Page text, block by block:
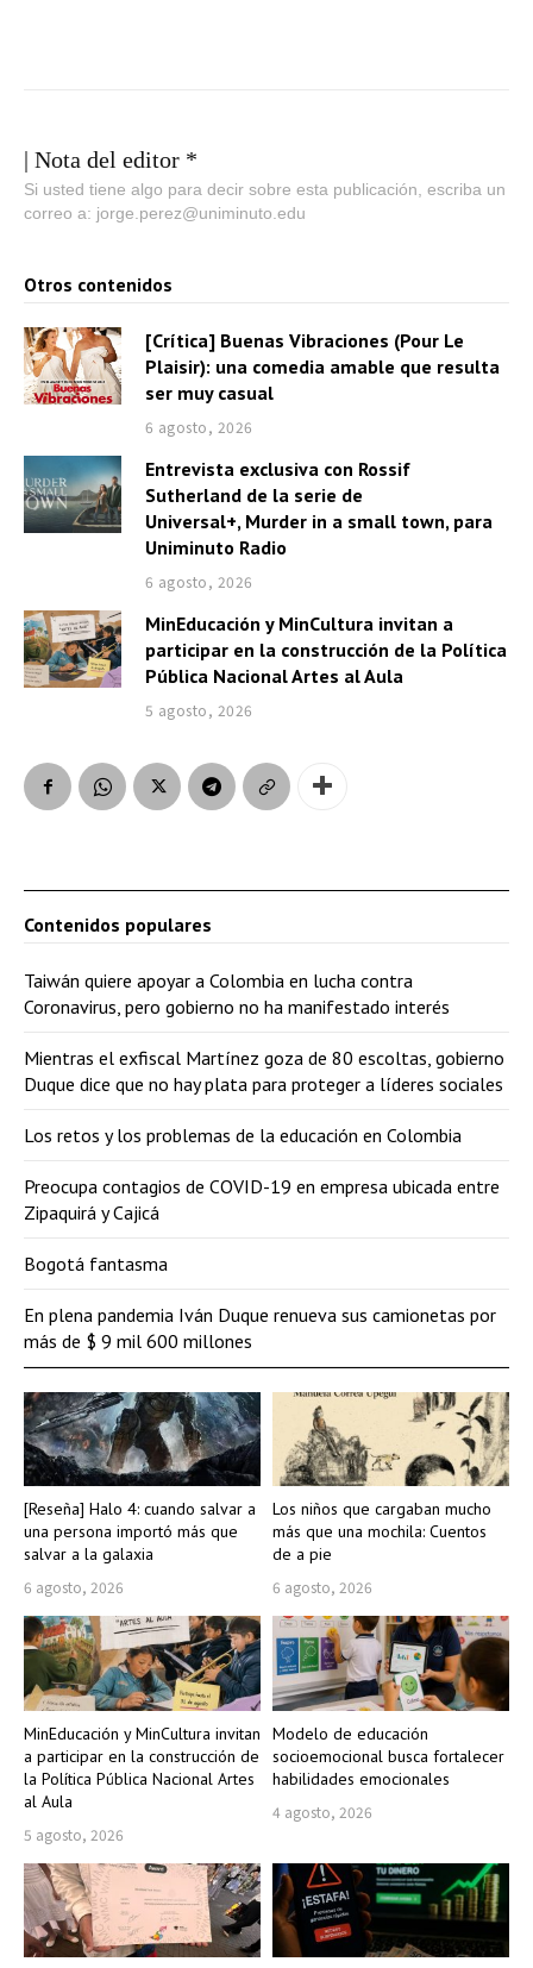
| Nota del editor *
Si usted tiene algo para decir sobre esta publicación, escriba un
correo a: jorge.perez@uniminuto.edu
Otros contenidos
[Crítica] Buenas Vibraciones (Pour Le
Plaisir): una comedia amable que resulta
ser muy casual
6 agosto, 2026
Entrevista exclusiva con Rossif
Sutherland de la serie de
Universal+, Murder in a small town, para
Uniminuto Radio
6 agosto, 2026
MinEducación y MinCultura invitan a
participar en la construcción de la Política
Pública Nacional Artes al Aula
5 agosto, 2026
[Reseña] Halo 4: cuando salvar a
una persona importó más que
salvar a la galaxia
6 agosto, 2026
Los niños que cargaban mucho
más que una mochila: Cuentos
de a pie
6 agosto, 2026
MinEducación y MinCultura invitan
a participar en la construcción de
la Política Pública Nacional Artes
al Aula
5 agosto, 2026
Modelo de educación
socioemocional busca fortalecer
habilidades emocionales
4 agosto, 2026
Contenidos populares
Taiwán quiere apoyar a Colombia en lucha contra
Coronavirus, pero gobierno no ha manifestado interés
Mientras el exfiscal Martínez goza de 80 escoltas, gobierno
Duque dice que no hay plata para proteger a líderes sociales
Los retos y los problemas de la educación en Colombia
Preocupa contagios de COVID-19 en empresa ubicada entre
Zipaquirá y Cajicá
Bogotá fantasma
En plena pandemia Iván Duque renueva sus camionetas por
más de $ 9 mil 600 millones